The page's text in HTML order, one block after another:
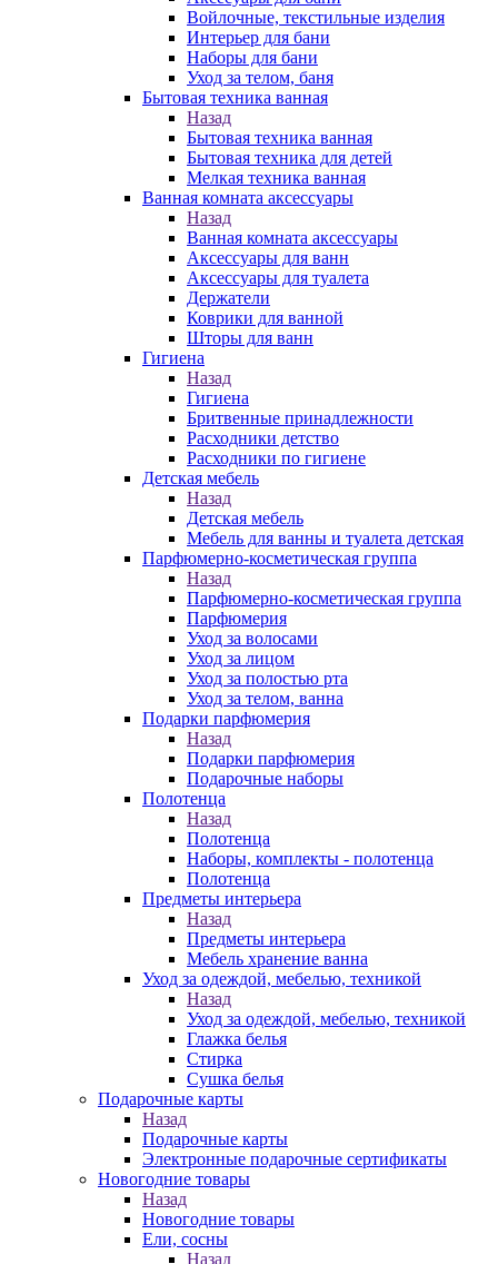
Войлочные, текстильные изделия
Интерьер для бани
Наборы для бани
Уход за телом, баня
Бытовая техника ванная
Назад
Бытовая техника ванная
Бытовая техника для детей
Мелкая техника ванная
Ванная комната аксессуары
Назад
Ванная комната аксессуары
Аксессуары для ванн
Аксессуары для туалета
Держатели
Коврики для ванной
Шторы для ванн
Гигиена
Назад
Гигиена
Бритвенные принадлежности
Расходники детство
Расходники по гигиене
Детская мебель
Назад
Детская мебель
Мебель для ванны и туалета детская
Парфюмерно-косметическая группа
Назад
Парфюмерно-косметическая группа
Парфюмерия
Уход за волосами
Уход за лицом
Уход за полостью рта
Уход за телом, ванна
Подарки парфюмерия
Назад
Подарки парфюмерия
Подарочные наборы
Полотенца
Назад
Полотенца
Наборы, комплекты - полотенца
Полотенца
Предметы интерьера
Назад
Предметы интерьера
Мебель хранение ванна
Уход за одеждой, мебелью, техникой
Назад
Уход за одеждой, мебелью, техникой
Глажка белья
Стирка
Сушка белья
Подарочные карты
Назад
Подарочные карты
Электронные подарочные сертификаты
Новогодние товары
Назад
Новогодние товары
Ели, сосны
Назад